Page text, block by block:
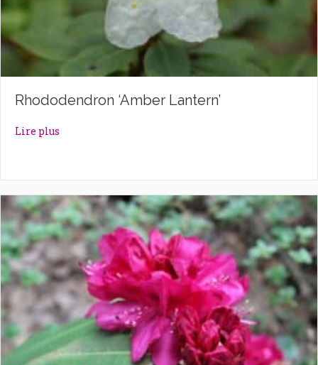
Rhododendron ‘Amber Lantern’
Lire plus